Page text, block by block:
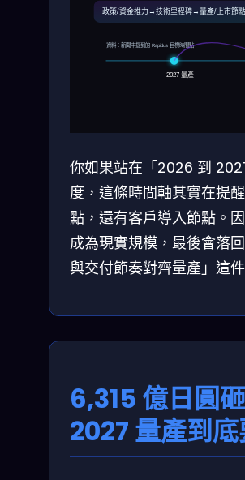
政策/資金推力→技術里程碑→量產/上市節點
2027 量產
資料：新聞中提到的 Rapidus 目標時間點
你如果站在「2026 到
度，這條時間軸其實在提
點，還有客戶導入節點。
成為現實規模，最後會落
與交付節奏對齊量產」這
6,315 億日圓
2027 量產到